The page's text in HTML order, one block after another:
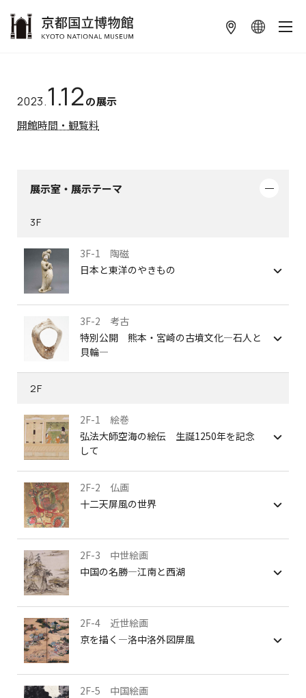
2023.1.12の展示
開館時間・観覧料
展示室・展示テーマ
3F
3F-1 陶磁
日本と東洋のやきもの
3F-2 考古
特別公開 熊本・宮崎の古墳文化―石人と
貝輪―
2F
2F-1 絵巻
弘法大師空海の絵伝 生誕1250年を記念
して
2F-2 仏画
十二天屏風の世界
2F-3 中世絵画
中国の名勝―江南と西湖
2F-4 近世絵画
京を描く―洛中洛外図屏風
2F-5 中国絵画